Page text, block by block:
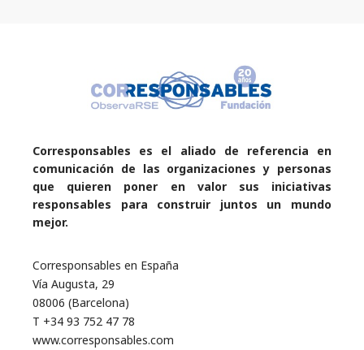
Corresponsables es el aliado de referencia en
comunicación de las organizaciones y personas
que quieren poner en valor sus iniciativas
responsables para construir juntos un mundo
mejor.
Corresponsables en España
Vía Augusta, 29
08006 (Barcelona)
T +34 93 752 47 78
www.corresponsables.com